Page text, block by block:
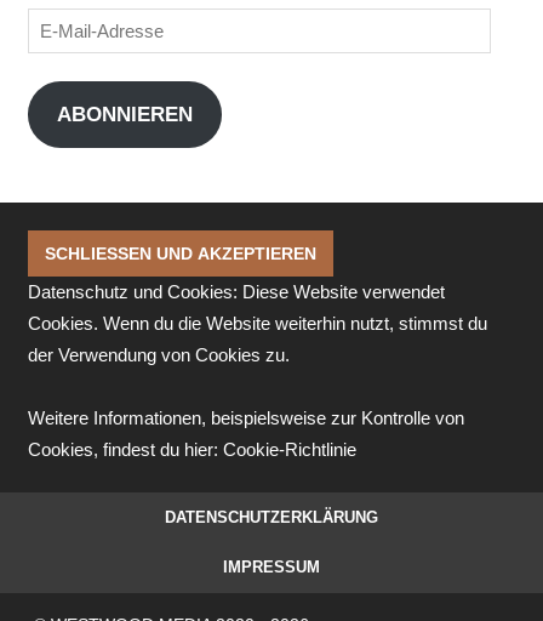
E-
Mail-
Adresse
ABONNIEREN
Datenschutz und Cookies: Diese Website verwendet
Cookies. Wenn du die Website weiterhin nutzt, stimmst du
der Verwendung von Cookies zu.
Weitere Informationen, beispielsweise zur Kontrolle von
Cookies, findest du hier: Cookie-Richtlinie
DATENSCHUTZERKLÄRUNG
IMPRESSUM